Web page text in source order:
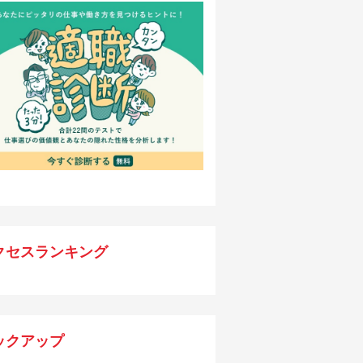
セスランキング
クアップ